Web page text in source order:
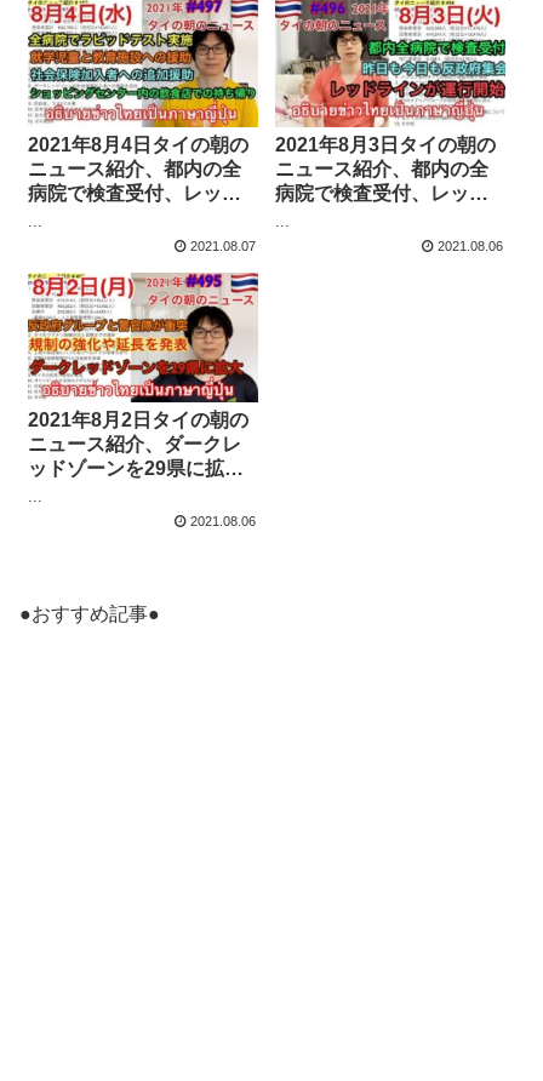
方も病床減少、など
に引き下げ、など
2021年8月4日タイの朝の
ニュース紹介、都内の全
病院で検査受付、レッド
も今日も反政府集会、な
...
2021.08.07
2021年8月3日タイの朝の
ニュース紹介、都内の全
病院で検査受付、レッド
も今日も反政府集会、な
...
2021.08.06
2021年8月2日タイの朝の
ニュース紹介、ダークレ
ッドゾーンを29県に拡大
や延長を発表、反政府グ
...
2021.08.06
●おすすめ記事●